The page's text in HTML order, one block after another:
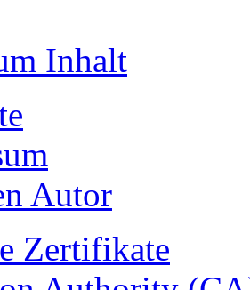
Inhalt
Autor
Zertifikate